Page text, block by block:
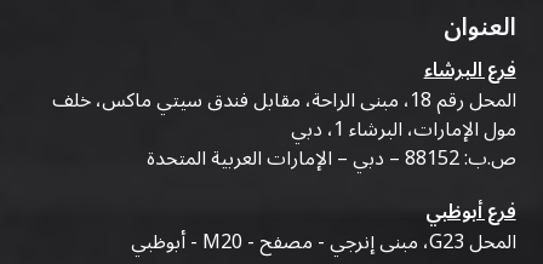
العنوان
فرع البرشاء
المحل رقم 18، مبنى الراحة، مقابل فندق سيتي ماكس، خلف
مول الإمارات، البرشاء 1، دبي
ص.ب: 88152 – دبي – الإمارات العربية المتحدة
فرع أبوظبي
المحل G23، مبنى إنرجي - مصفح - M20 - أبوظبي